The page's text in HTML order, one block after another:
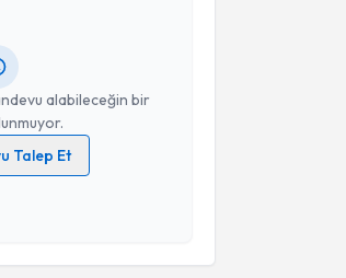
alabileceğin bir
Talep Et
ilişkinAydınlatma Metni